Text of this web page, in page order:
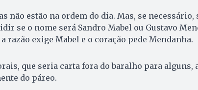
não estão na ordem do dia. Mas, se necessário,
se o nome será Sandro Mabel ou Gustavo
razão exige Mabel e o coração pede Mendanha.
que seria carta fora do baralho para alguns,
do páreo.